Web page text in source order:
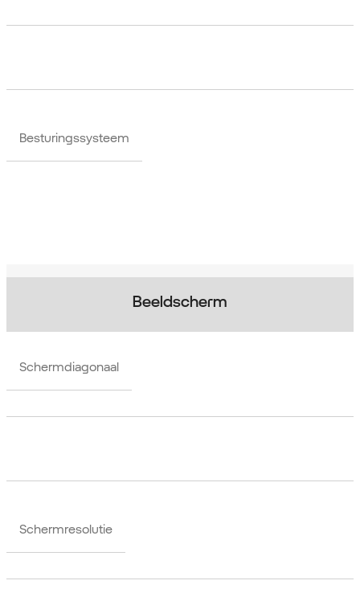
Besturingssysteem
Beeldscherm
Schermdiagonaal
Schermresolutie